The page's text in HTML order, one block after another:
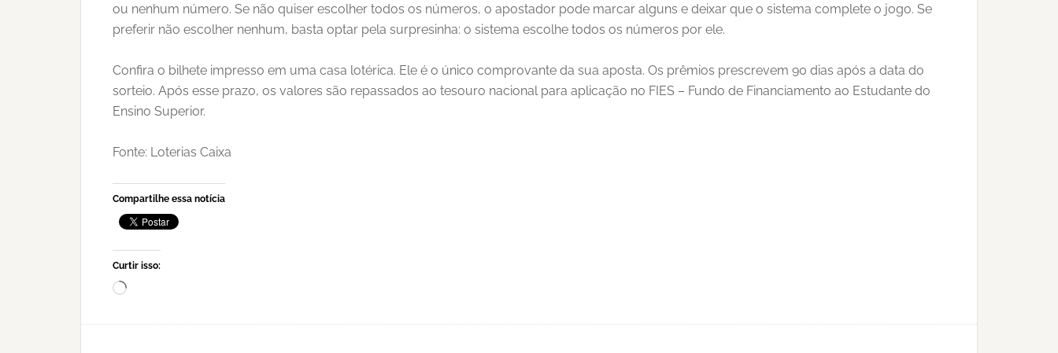
ou nenhum número. Se não quiser escolher todos os números, o apostador pode marcar alguns e deixar que o sistema complete o jogo. Se
preferir não escolher nenhum, basta optar pela surpresinha: o sistema escolhe todos os números por ele.
Confira o bilhete impresso em uma casa lotérica. Ele é o único comprovante da sua aposta. Os prêmios prescrevem 90 dias após a data do
sorteio. Após esse prazo, os valores são repassados ao tesouro nacional para aplicação no FIES – Fundo de Financiamento ao Estudante do
Ensino Superior.
Fonte: Loterias Caixa
Compartilhe essa notícia
Curtir isso:
Carregando...